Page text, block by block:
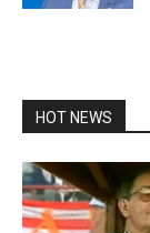
HOT NEWS